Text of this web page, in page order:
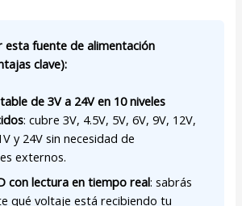
esta fuente de alimentación
clave):
de 3V a 24V en 10 niveles
: cubre 3V, 4.5V, 5V, 6V, 9V, 12V,
y 24V sin necesidad de
externos.
con lectura en tiempo real: sabrás
qué voltaje está recibiendo tu